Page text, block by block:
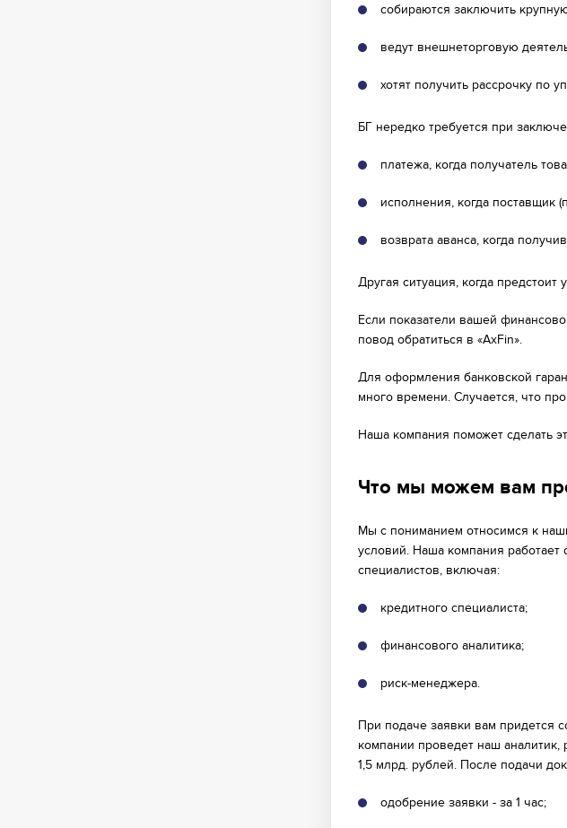
собираются заключить
ведут внешнеторговую
хотят получить рассрочку по
БГ нередко требуется при
платежа, когда получатель
исполнения, когда поставщик
возврата аванса, когда
Другая ситуация, когда предстоит
Если показатели вашей
повод обратиться в «AxFin».
Для оформления банковской
много времени. Случается, что
Наша компания поможет сделать
Что мы можем вам
Мы с пониманием относимся к
условий. Наша компания работает
специалистов, включая:
кредитного специалиста;
финансового аналитика;
риск-менеджера.
При подаче заявки вам придется
компании проведет наш
1,5 млрд. рублей. После подачи
одобрение заявки - за 1 час;